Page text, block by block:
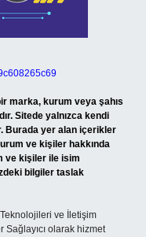
marka, kurum veya şahıs
Sitede yalnızca kendi
Burada yer alan içerikler
ve kişiler hakkında
ve kişiler ile isim
bilgiler taslak
ve İletişim
Sağlayıcı olarak hizmet